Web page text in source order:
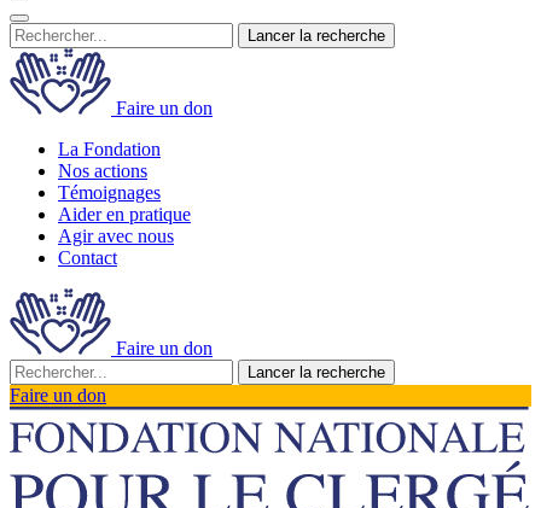
Lancer la recherche
Faire un don
La Fondation
Nos actions
Témoignages
Aider en pratique
Agir avec nous
Contact
Faire un don
Lancer la recherche
Faire un don